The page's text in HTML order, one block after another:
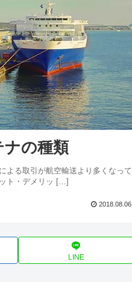
の種類
よる取引が航空輸送より多くなって
ト・デメリッ […]
2018.08.06
LINE